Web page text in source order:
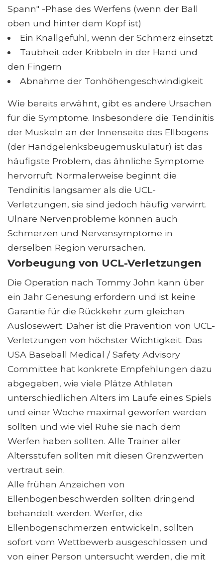
Spann" -Phase des Werfens (wenn der Ball
oben und hinter dem Kopf ist)
Ein Knallgefühl, wenn der Schmerz einsetzt
Taubheit oder Kribbeln in der Hand und
den Fingern
Abnahme der Tonhöhengeschwindigkeit
Wie bereits erwähnt, gibt es andere Ursachen
für die Symptome. Insbesondere die Tendinitis
der Muskeln an der Innenseite des Ellbogens
(der Handgelenksbeugemuskulatur) ist das
häufigste Problem, das ähnliche Symptome
hervorruft. Normalerweise beginnt die
Tendinitis langsamer als die UCL-
Verletzungen, sie sind jedoch häufig verwirrt.
Ulnare Nervenprobleme können auch
Schmerzen und Nervensymptome in
derselben Region verursachen.
Vorbeugung von UCL-Verletzungen
Die Operation nach Tommy John kann über
ein Jahr Genesung erfordern und ist keine
Garantie für die Rückkehr zum gleichen
Auslösewert. Daher ist die Prävention von UCL-
Verletzungen von höchster Wichtigkeit. Das
USA Baseball Medical / Safety Advisory
Committee hat konkrete Empfehlungen dazu
abgegeben, wie viele Plätze Athleten
unterschiedlichen Alters im Laufe eines Spiels
und einer Woche maximal geworfen werden
sollten und wie viel Ruhe sie nach dem
Werfen haben sollten. Alle Trainer aller
Altersstufen sollten mit diesen Grenzwerten
vertraut sein.
Alle frühen Anzeichen von
Ellenbogenbeschwerden sollten dringend
behandelt werden. Werfer, die
Ellenbogenschmerzen entwickeln, sollten
sofort vom Wettbewerb ausgeschlossen und
von einer Person untersucht werden, die mit